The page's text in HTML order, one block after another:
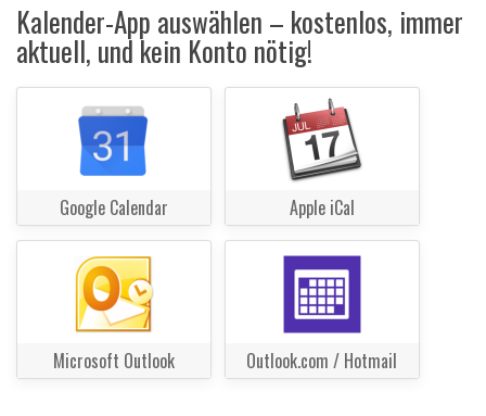
Kalender-App auswählen – kostenlos, immer
aktuell, und kein Konto nötig!
Google Calendar Apple iCal
Microsoft Outlook Outlook.com / Hotmail